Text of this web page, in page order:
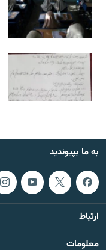
به ما بپیوندید
ارتباط
معلومات